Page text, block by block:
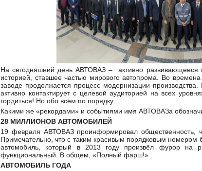
На сегодняшний день АВТОВАЗ – активно развивающееся
историей, ставшее частью мирового автопрома. Во
заводе продолжается процесс модернизации
активно контактирует с целевой аудиторией на всех
гордиться! Но обо всём по порядку…
Какими же «рекордами» и событиями имя АВТОВАЗа
28 МИЛЛИОНОВ АВТОМОБИЛЕЙ
19 февраля АВТОВАЗ проинформировал общественность,
Примечательно, что с таким красивым порядковым
автомобиль, который в 2013 году произвёл фурор на
функциональный. В общем, «Полный фарш!»
АВТОМОБИЛЬ ГОДА